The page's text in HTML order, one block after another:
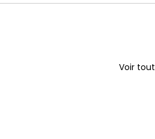
Voir tout